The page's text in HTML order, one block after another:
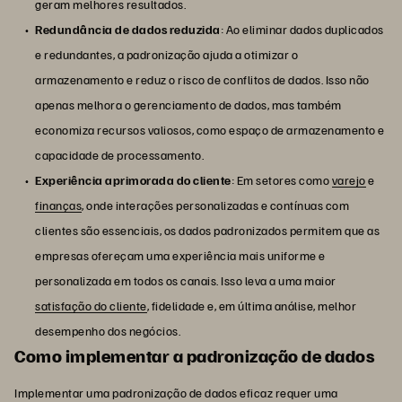
geram melhores resultados.
Redundância de dados reduzida: Ao eliminar dados duplicados
e redundantes, a padronização ajuda a otimizar o
armazenamento e reduz o risco de conflitos de dados. Isso não
apenas melhora o gerenciamento de dados, mas também
economiza recursos valiosos, como espaço de armazenamento e
capacidade de processamento.
Experiência aprimorada do cliente: Em setores comovarejoe
finanças, onde interações personalizadas e contínuas com
clientes são essenciais, os dados padronizados permitem que as
empresas ofereçam uma experiência mais uniforme e
personalizada em todos os canais. Isso leva a uma maior
satisfação do cliente, fidelidade e, em última análise, melhor
desempenho dos negócios.
Como implementar a padronização de dados
Implementar uma padronização de dados eficaz requer uma